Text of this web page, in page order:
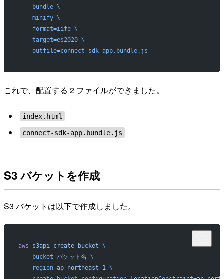
  --bundle
\
  --minify
\
  --format=iife
\
  --target=es2020
\
  --outfile=connect-sdk-app.bundle.js
これで、配置する 2 ファイルができました。
index.html
connect-sdk-app.bundle.js
S3 バケットを作成
S3 バケットは以下で作成しました。
aws s3api create-bucket \
  --bucket
バケット名
\
  --region
ap-northeast-1
\